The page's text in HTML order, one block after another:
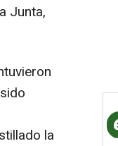
Junta,
la